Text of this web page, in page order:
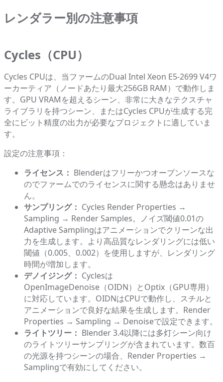
レンダラー別の注意事項
Cycles（CPU）
Cycles CPUは、当ファームのDual Intel Xeon E5-2699 V4ワ
ーカーティア（ノードあたり最大256GB RAM）で動作しま
す。GPU VRAMを超えるシーン、非常に大きなテクスチャ
ライブラリを持つシーン、またはCycles CPUが生成する完
全にビット精度の出力が必要なプロジェクトに適していま
す。
設定の注意事項：
ライセンス： Blenderはフリーかつオープンソースな
のでファームでのライセンスに関する懸念はありませ
ん。
サンプリング： Cycles Render Properties →
Sampling → Render Samples。ノイズ閾値0.01の
Adaptive Samplingはアニメーションでクリーンな出
力を生成します。より高品質なレンダリングには低い
閾値（0.005、0.002）を使用しますが、レンダリング
時間が増加します。
デノイジング： Cyclesは
OpenImageDenoise（OIDN）とOptix（GPU専用）
に対応しています。OIDNはCPUで動作し、スチルと
アニメーションで良好な結果を生成します。Render
Properties → Sampling → Denoiseで設定できます。
ライトツリー： Blender 3.4以降には多灯シーン向け
のライトツリーサンプリングが含まれています。数百
の光源を持つシーンの場合、Render Properties →
Samplingで有効にしてください。